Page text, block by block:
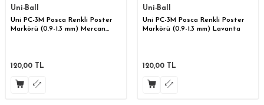
Uni-Ball
Uni PC-3M Posca Renkli Poster
Markörü (0.9-1.3 mm) Mercan
120,00 TL
Uni-Ball
Uni PC-3M Posca Renkli Poster
Markörü (0.9-1.3 mm) Lavanta
120,00 TL